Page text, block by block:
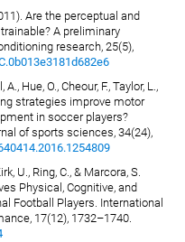
Are the perceptual and
A preliminary
research, 25(5),
Hue, O., Cheour, F., Taylor, L.,
strategies improve motor
in soccer players?
of sports sciences, 34(24),
U., Ring, C., & Marcora, S.
Physical, Cognitive, and
Football Players. International
17(12), 1732–1740.